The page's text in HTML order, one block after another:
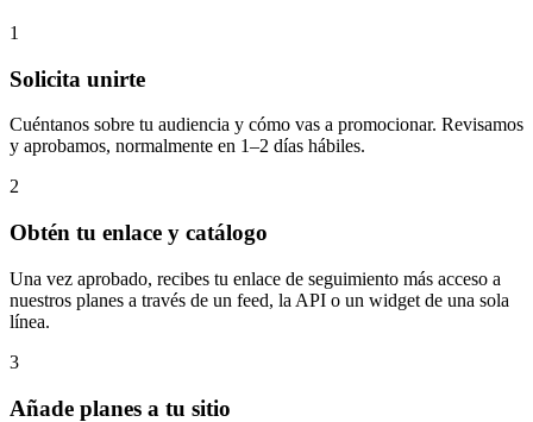
1
Solicita unirte
Cuéntanos sobre tu audiencia y cómo vas a promocionar. Revisamos
y aprobamos, normalmente en 1–2 días hábiles.
2
Obtén tu enlace y catálogo
Una vez aprobado, recibes tu enlace de seguimiento más acceso a
nuestros planes a través de un feed, la API o un widget de una sola
línea.
3
Añade planes a tu sitio